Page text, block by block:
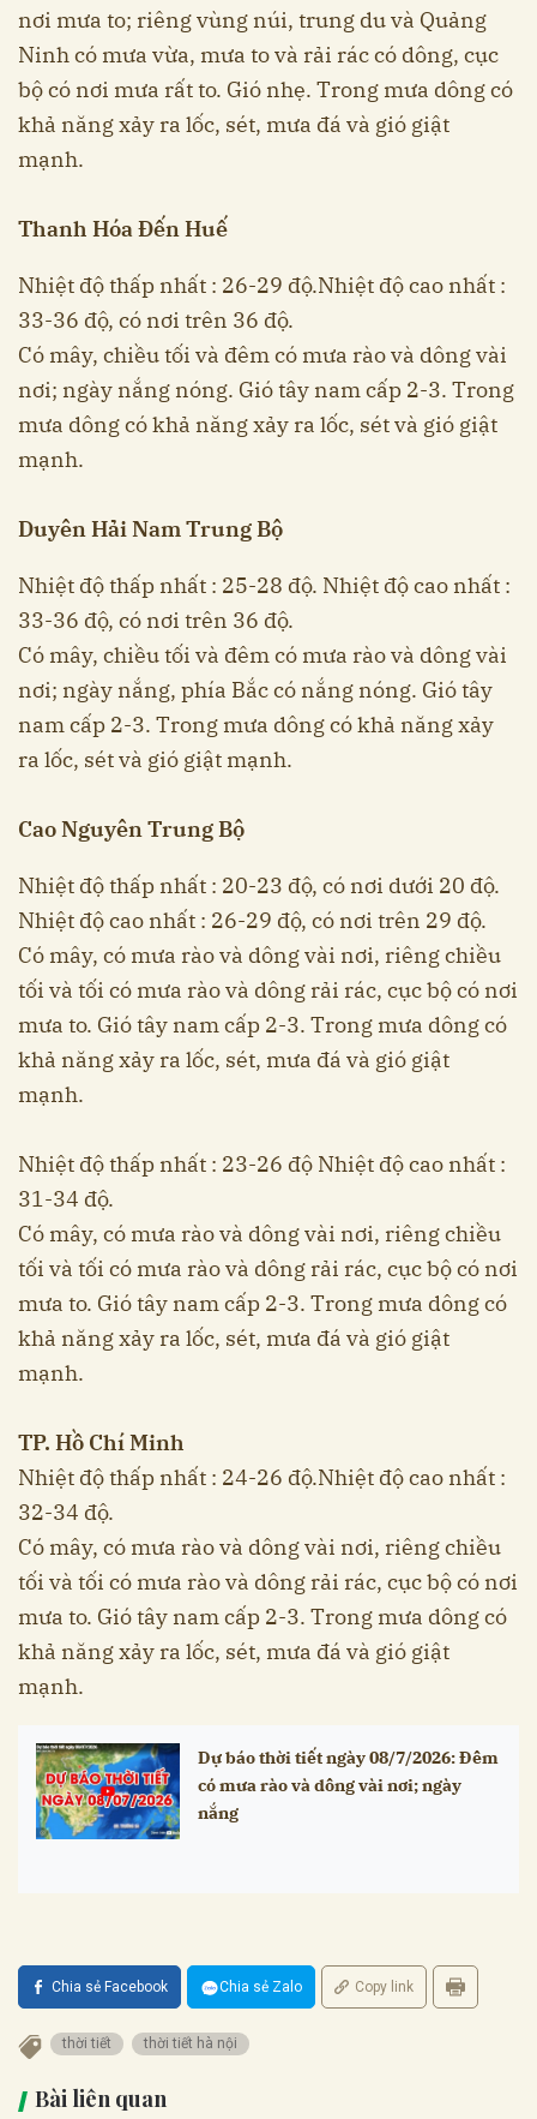
nơi mưa to; riêng vùng núi, trung du và Quảng
Ninh có mưa vừa, mưa to và rải rác có dông, cục
bộ có nơi mưa rất to. Gió nhẹ. Trong mưa dông có
khả năng xảy ra lốc, sét, mưa đá và gió giật
mạnh.
Thanh Hóa Đến Huế
Nhiệt độ thấp nhất : 26-29 độ.Nhiệt độ cao nhất :
33-36 độ, có nơi trên 36 độ.
Có mây, chiều tối và đêm có mưa rào và dông vài
nơi; ngày nắng nóng. Gió tây nam cấp 2-3. Trong
mưa dông có khả năng xảy ra lốc, sét và gió giật
mạnh.
Duyên Hải Nam Trung Bộ
Nhiệt độ thấp nhất : 25-28 độ. Nhiệt độ cao nhất :
33-36 độ, có nơi trên 36 độ.
Có mây, chiều tối và đêm có mưa rào và dông vài
nơi; ngày nắng, phía Bắc có nắng nóng. Gió tây
nam cấp 2-3. Trong mưa dông có khả năng xảy
ra lốc, sét và gió giật mạnh.
Cao Nguyên Trung Bộ
Nhiệt độ thấp nhất : 20-23 độ, có nơi dưới 20 độ.
Nhiệt độ cao nhất : 26-29 độ, có nơi trên 29 độ.
Có mây, có mưa rào và dông vài nơi, riêng chiều
tối và tối có mưa rào và dông rải rác, cục bộ có nơi
mưa to. Gió tây nam cấp 2-3. Trong mưa dông có
khả năng xảy ra lốc, sét, mưa đá và gió giật
mạnh.
Nhiệt độ thấp nhất : 23-26 độ Nhiệt độ cao nhất :
31-34 độ.
Có mây, có mưa rào và dông vài nơi, riêng chiều
tối và tối có mưa rào và dông rải rác, cục bộ có nơi
mưa to. Gió tây nam cấp 2-3. Trong mưa dông có
khả năng xảy ra lốc, sét, mưa đá và gió giật
mạnh.
TP. Hồ Chí Minh
Nhiệt độ thấp nhất : 24-26 độ.Nhiệt độ cao nhất :
32-34 độ.
Có mây, có mưa rào và dông vài nơi, riêng chiều
tối và tối có mưa rào và dông rải rác, cục bộ có nơi
mưa to. Gió tây nam cấp 2-3. Trong mưa dông có
khả năng xảy ra lốc, sét, mưa đá và gió giật
mạnh.
Dự báo thời tiết ngày 08/7/2026: Đêm
có mưa rào và dông vài nơi; ngày
nắng
Chia sẻ Facebook Chia sẻ Zalo Copy link
thời tiết thời tiết hà nội
Bài liên quan